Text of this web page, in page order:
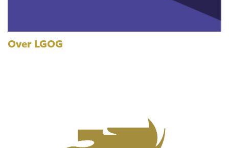
Over LGOG